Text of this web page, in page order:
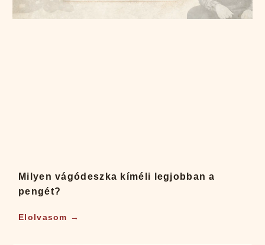
Milyen vágódeszka kíméli legjobban a
pengét?
Elolvasom →